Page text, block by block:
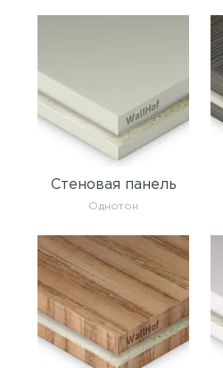
Стеновая панель
Однотон